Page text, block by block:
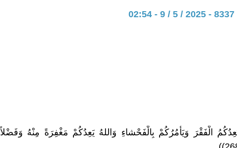
يَعِدُكُمُ الْفَقْرَ وَيَأْمُرُكُمْ بِالْفَحْشاءِ وَاللهُ يَعِدُكُمْ مَغْفِرَةً مِنْهُ وَفَضْلاً